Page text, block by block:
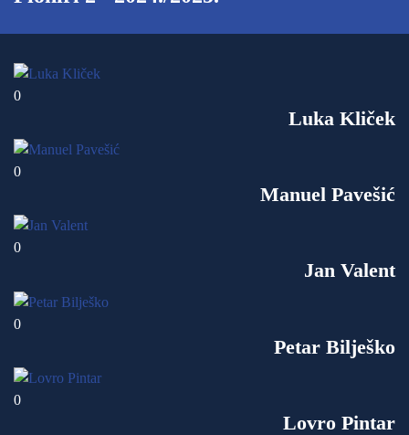
0
Luka Kliček
0
Manuel Pavešić
0
Jan Valent
0
Petar Bilješko
0
Lovro Pintar